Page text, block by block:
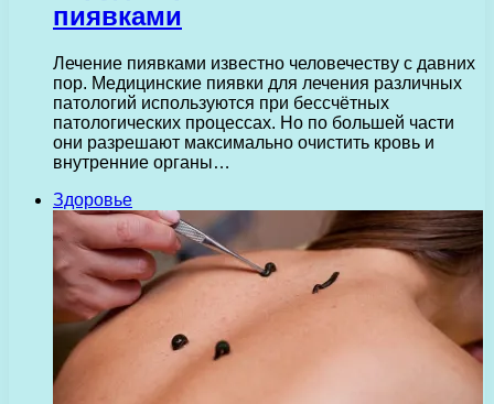
пиявками
Лечение пиявками известно человечеству с давних
пор. Медицинские пиявки для лечения различных
патологий используются при бессчётных
патологических процессах. Но по большей части
они разрешают максимально очистить кровь и
внутренние органы…
Здоровье